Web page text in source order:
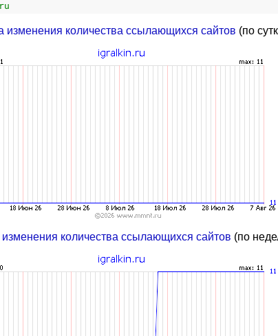
изменения количества ссылающихся сайтов (по
количества ссылающихся сайтов (по